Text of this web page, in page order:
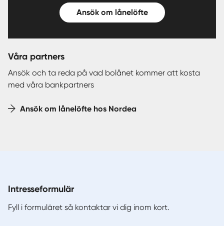
Ansök om lånelöfte
Våra partners
Ansök och ta reda på vad bolånet kommer att kosta
med våra bankpartners
Ansök om lånelöfte hos Nordea
Intresseformulär
Fyll i formuläret så kontaktar vi dig inom kort.